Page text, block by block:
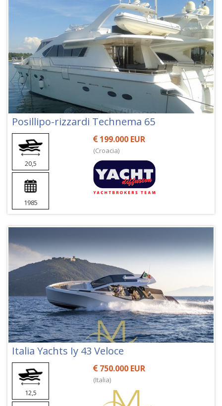
Posillipo-rizzardi Technema 65
20,5
1985
199.000 EUR
(Croacia)
Italia Yachts Iy 43 Veloce
12,5
750.000 EUR
(Italia)